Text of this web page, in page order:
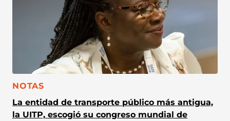
CATEGORÍA:
NOTAS
La entidad de transporte público más antigua,
la UITP, escogió su congreso mundial de